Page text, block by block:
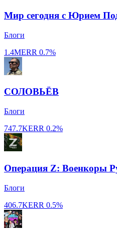
Мир сегодня с Юрием
Блоги
1.4MERR 0.7%
СОЛОВЬЁВ
Блоги
747.7KERR 0.2%
Операция Z: Военкоры
Блоги
406.7KERR 0.5%